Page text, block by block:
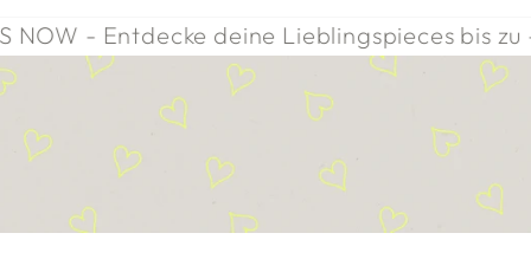
deine Lieblingspieces bis zu -70%